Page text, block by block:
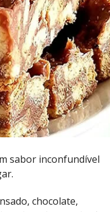
sabor inconfundível
chocolate,